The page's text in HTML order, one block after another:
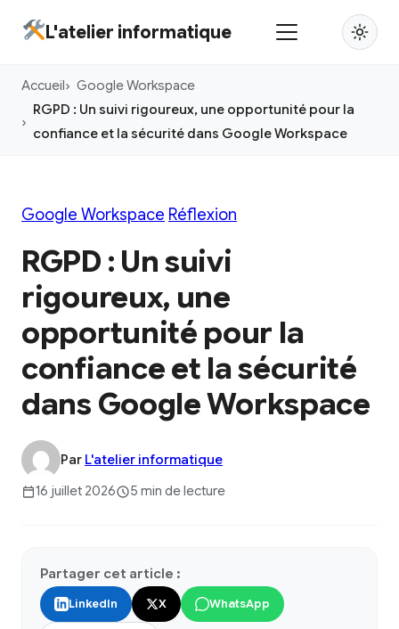
principal
L'atelier informatique
Accueil
Google Workspace
RGPD : Un suivi rigoureux, une opportunité pour la
confiance et la sécurité dans Google Workspace
Google Workspace Réflexion
RGPD : Un suivi
rigoureux, une
opportunité pour la
confiance et la sécurité
dans Google Workspace
Par L'atelier informatique
16 juillet 2026
5 min de lecture
Partager cet article :
LinkedIn X WhatsApp